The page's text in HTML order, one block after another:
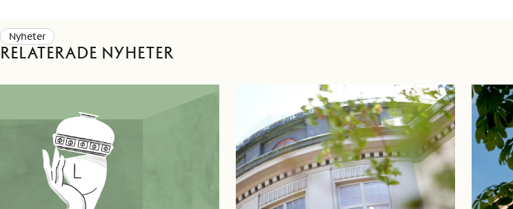
Nyheter
Relaterade nyheter